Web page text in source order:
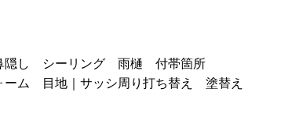
し シーリング 雨樋 付帯箇所
ーム 目地｜サッシ周り打ち替え 塗替え